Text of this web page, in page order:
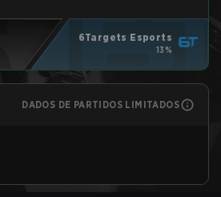
6Targets Esports
13%
DADOS DE PARTIDOS LIMITADOS